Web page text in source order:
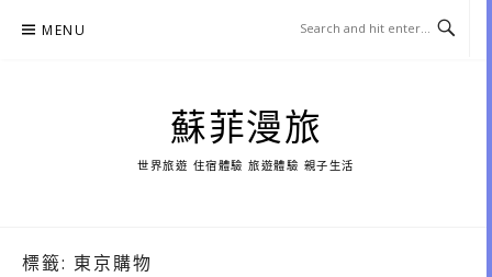
MENU
蘇菲漫旅
世界旅遊 住宿體驗 旅遊體驗 親子生活
標籤: 東京購物